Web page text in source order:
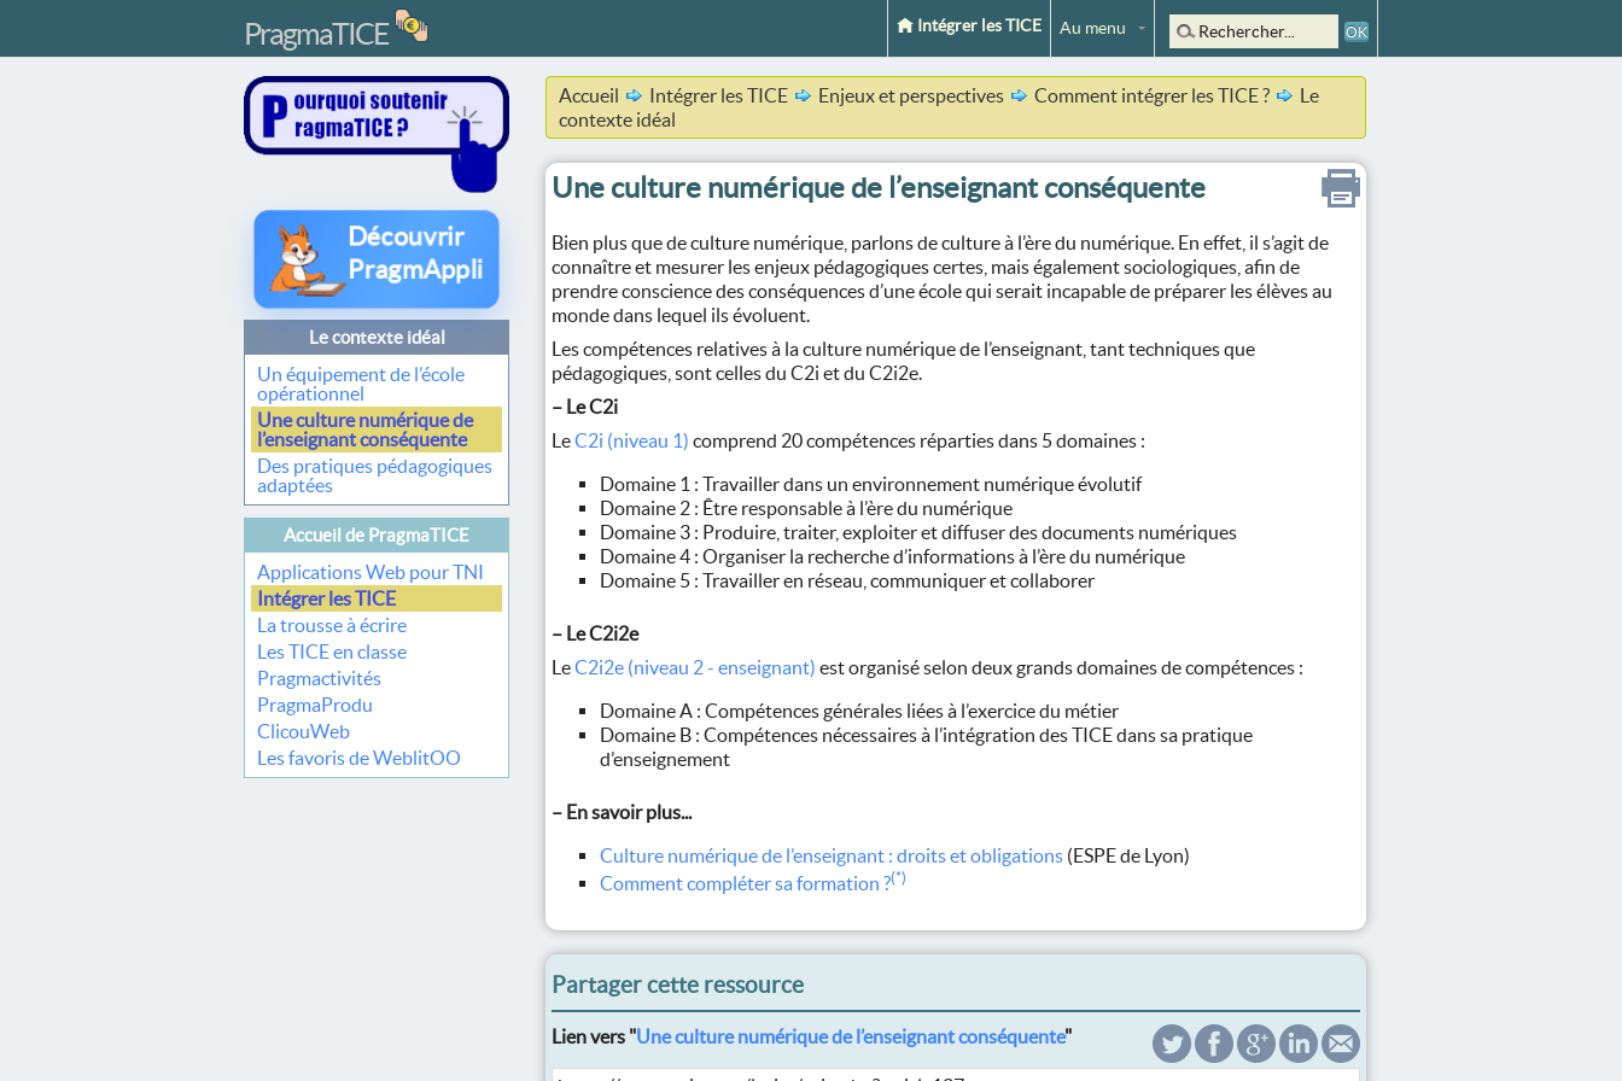
PragmaTICE Intégrer les TICE Au menu
Découvrir
PragmAppli
Le contexte idéal
Un équipement de l’école
opérationnel
Une culture numérique de
l’enseignant conséquente
Des pratiques pédagogiques
adaptées
Accueil de PragmaTICE
Applications Web pour TNI
Intégrer les TICE
La trousse à écrire
Les TICE en classe
Pragmactivités
PragmaProdu
ClicouWeb
Les favoris de WeblitOO
Accueil Intégrer les TICE Enjeux et perspectives Comment intégrer les TICE ?
Le
contexte idéal
Une culture numérique de l’enseignant conséquente
Bien plus que de culture numérique, parlons de culture à l’ère du numérique. En effet, il s’agit de
connaître et mesurer les enjeux pédagogiques certes, mais également sociologiques, afin de
prendre conscience des conséquences d’une école qui serait incapable de préparer les élèves au
monde dans lequel ils évoluent.
Les compétences relatives à la culture numérique de l’enseignant, tant techniques que
pédagogiques, sont celles du C2i et du C2i2e.
– Le C2i
LeC2i (niveau 1) comprend 20 compétences réparties dans 5 domaines :
Domaine 1 : Travailler dans un environnement numérique évolutif
Domaine 2 : Être responsable à l’ère du numérique
Domaine 3 : Produire, traiter, exploiter et diffuser des documents numériques
Domaine 4 : Organiser la recherche d’informations à l’ère du numérique
Domaine 5 : Travailler en réseau, communiquer et collaborer
– Le C2i2e
LeC2i2e (niveau 2 - enseignant) est organisé selon deux grands domaines de compétences :
Domaine A : Compétences générales liées à l’exercice du métier
Domaine B : Compétences nécessaires à l’intégration des TICE dans sa pratique
d’enseignement
– En savoir plus...
Culture numérique de l’enseignant : droits et obligations (ESPE de Lyon)
Comment compléter sa formation ?(*)
Partager cette ressource
Lien vers "Une culture numérique de l’enseignant conséquente"